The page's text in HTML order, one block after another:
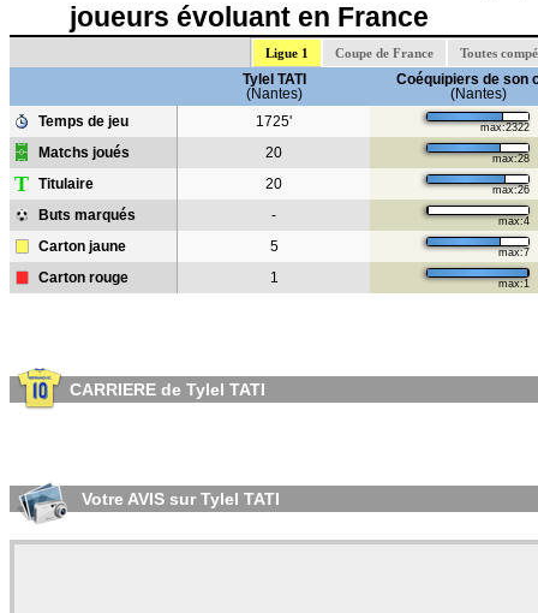
joueurs évoluant en France
Ligue 1 Coupe de France Toutes
Tylel TATI
(Nantes)
Coéquipiers de son
(Nantes)
Temps de jeu
1725' max:2322
Matchs joués 20 max:28
T Titulaire 20 max:26
Buts marqués - max:4
Carton jaune 5 max:7
Carton rouge 1 max:1
CARRIERE de Tylel TATI
Votre AVIS sur Tylel TATI